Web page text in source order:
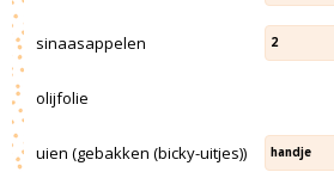
sinaasappelen 2
olijfolie
uien (gebakken (bicky-uitjes)) handje